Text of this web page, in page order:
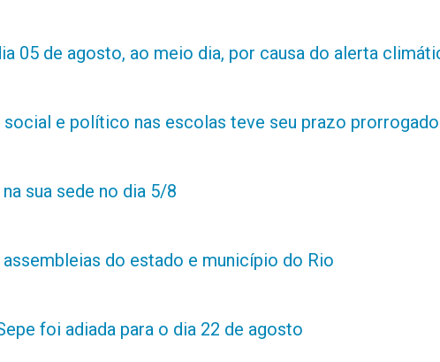
05 de agosto, ao meio dia, por causa do alerta
e político nas escolas teve seu prazo prorrogado
sua sede no dia 5/8
do estado e município do Rio
foi adiada para o dia 22 de agosto